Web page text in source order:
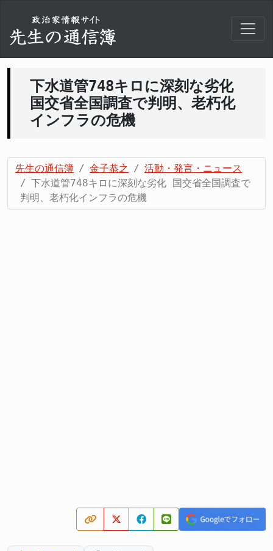
下水道管748キロに深刻な劣化
国交省全国調査で判明、老朽化
インフラの危機
先生の通信簿 金子恭之
活動・発言・ニュース
下水道管748キロに深刻な劣化 国交省全国調査で
判明、老朽化インフラの危機